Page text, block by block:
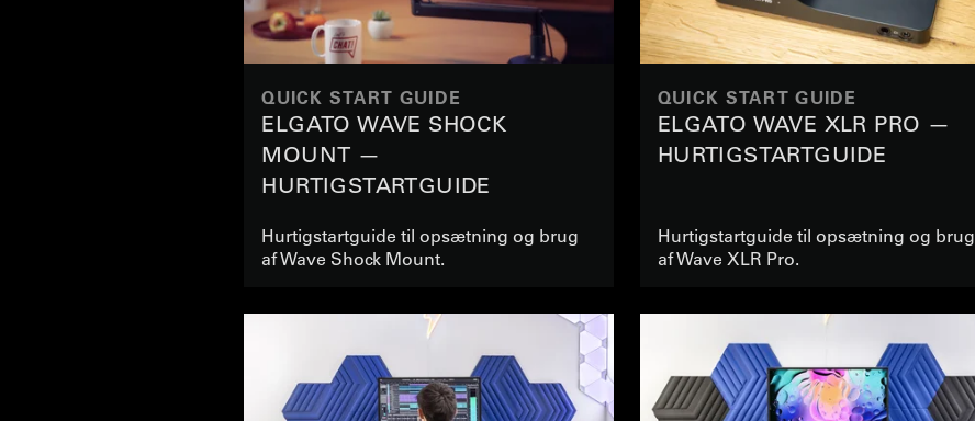
QUICK START GUIDE
ELGATO WAVE SHOCK
MOUNT —
HURTIGSTARTGUIDE
Hurtigstartguide til opsætning og brug
af Wave Shock Mount.
QUICK START GUIDE
ELGATO WAVE XLR PRO —
HURTIGSTARTGUIDE
Hurtigstartguide til opsætning og brug
af Wave XLR Pro.